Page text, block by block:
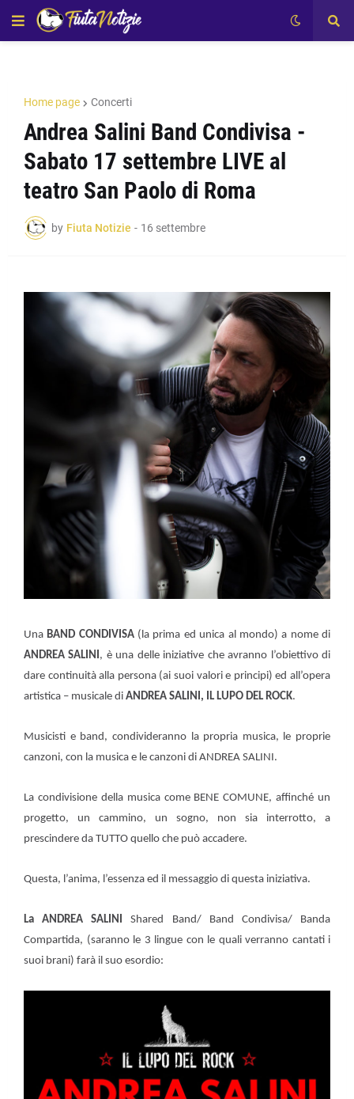
Home page Concerti
Andrea Salini Band Condivisa -
Sabato 17 settembre LIVE al
teatro San Paolo di Roma
by Fiuta Notizie - 16 settembre
Una BAND CONDIVISA(la prima ed unica al mondo) a nome di
ANDREA SALINI, è una delle iniziative che avranno l’obiettivo di
dare continuità alla persona (ai suoi valori e principi) ed all’opera
artistica – musicale di ANDREA SALINI, IL LUPO DEL ROCK.
Musicisti e band, condivideranno la propria musica, le proprie
canzoni, con la musica e le canzoni di ANDREA SALINI.
La condivisione della musica come BENE COMUNE, affinché un
progetto, un cammino, un sogno, non sia interrotto, a
prescindere da TUTTO quello che può accadere.
Questa, l’anima, l’essenza ed il messaggio di questa iniziativa.
La ANDREA SALINI Shared Band/ Band Condivisa/ Banda
Compartida, (saranno le 3 lingue con le quali verranno cantati i
suoi brani) farà il suo esordio: